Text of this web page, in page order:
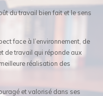
du travail bien fait et le sens
face à l’environnement, de
de travail qui réponde aux
réalisation des
et valorisé dans ses